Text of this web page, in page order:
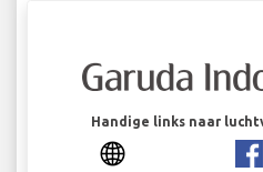
Handige links naar